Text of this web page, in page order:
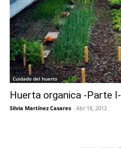
Cuidado del huerto
Huerta organica -Parte I-
Silvia Martínez Casares - Abr 18, 2012